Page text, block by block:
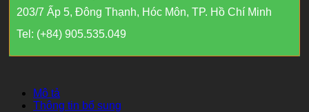
203/7 Ấp 5, Đông Thạnh, Hóc Môn, TP. Hồ Chí Minh
Tel: (+84) 905.535.049
Mô tả
Thông tin bổ sung